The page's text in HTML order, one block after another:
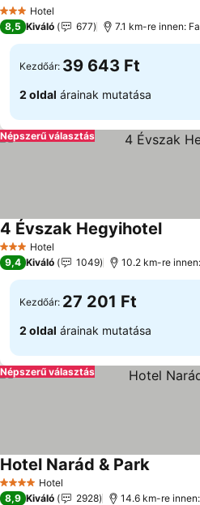
3 Kategória
Hotel
8,5 Kiváló 677 7.1 km-re innen:
Kezdőár: 39 643 Ft
2 oldal árainak mutatása
Népszerű választás
3 Kategória
Hotel
4 Évszak Hegyihotel
9,4 Kiváló 1049 10.2 km-re
Kezdőár: 27 201 Ft
2 oldal árainak mutatása
Népszerű választás
4 KategóriaHotel
Hotel Narád & Park
8,9 Kiváló 2928 14.6 km-re